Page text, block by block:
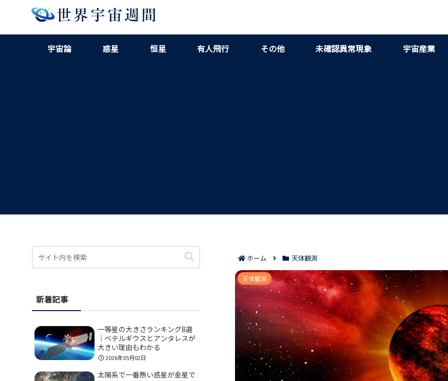
宇宙論 惑星 恒星 有人飛行 その他 未確認異常現象 宇宙産業
ホーム 天体観測
月が赤いのは大気の影響がほとんど｜原因
天体観測
新着記事
一等星の大きさランキング8選
｜ベテルギウスとアンタレスが
大きい理由もわかる
2026年05月02日
太陽系で一番熱い惑星が金星で